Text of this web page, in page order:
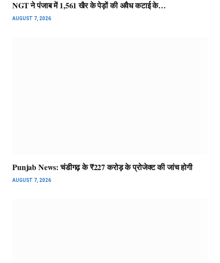
NGT ने पंजाब में 1,561 खैर के पेड़ों की अवैध कटाई के…
AUGUST 7, 2026
Punjab News: चंडीगढ़ के ₹227 करोड़ के प्रोजेक्ट की जांच होगी
AUGUST 7, 2026